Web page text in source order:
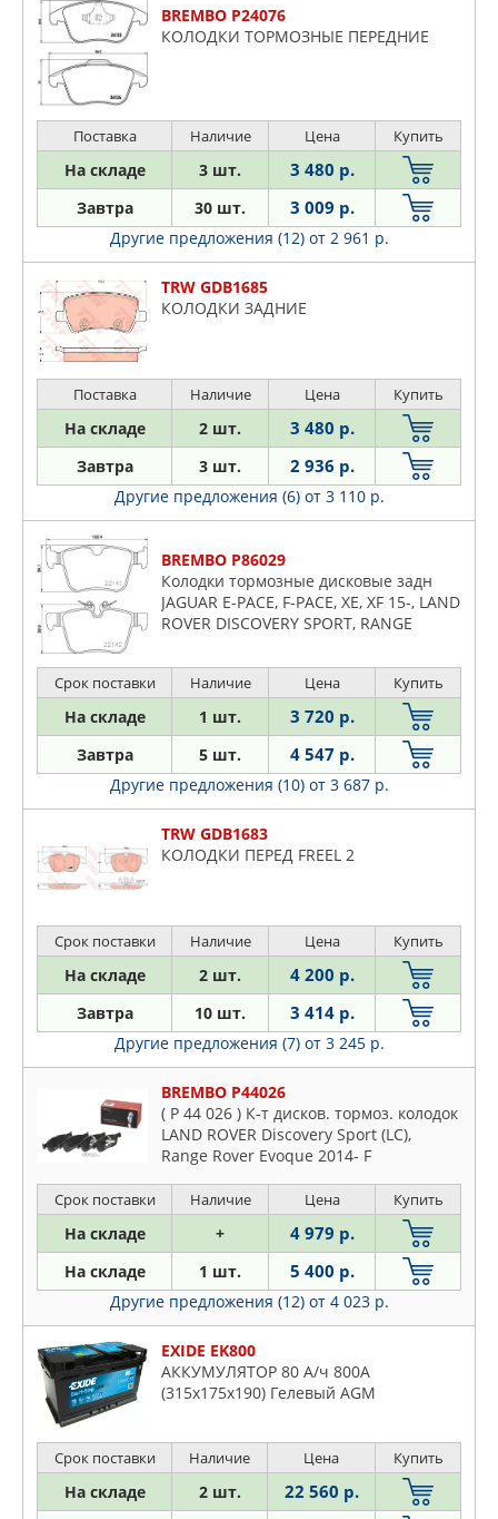
BREMBO P24076
КОЛОДКИ ТОРМОЗНЫЕ ПЕРЕДНИЕ
Поставка Наличие Цена Купить
На складе 3 шт. 3 480 р.
Завтра 30 шт. 3 009 р.
Другие предложения (12) от 2 961 р.
TRW GDB1685
КОЛОДКИ ЗАДНИЕ
Поставка Наличие Цена Купить
На складе 2 шт. 3 480 р.
Завтра 3 шт. 2 936 р.
Другие предложения (6) от 3 110 р.
BREMBO P86029
Колодки тормозные дисковые задн
JAGUAR E-PACE, F-PACE, XE, XF 15-, LAND
ROVER DISCOVERY SPORT, RANGE
V60 II, V90 II, XC60 II 14-
Срок поставки Наличие Цена Купить
На складе 1 шт. 3 720 р.
Завтра 5 шт. 4 547 р.
Другие предложения (10) от 3 687 р.
TRW GDB1683
КОЛОДКИ ПЕРЕД FREEL 2
Срок поставки Наличие Цена Купить
На складе 2 шт. 4 200 р.
Завтра 10 шт. 3 414 р.
Другие предложения (7) от 3 245 р.
BREMBO P44026
( P 44 026 ) К-т дисков. тормоз. колодок
LAND ROVER Discovery Sport (LC),
Range Rover Evoque 2014- F
Срок поставки Наличие Цена Купить
На складе + 4 979 р.
На складе 1 шт. 5 400 р.
Другие предложения (12) от 4 023 р.
EXIDE EK800
АККУМУЛЯТОР 80 А/ч 800A
(315x175x190) Гелевый AGM
Срок поставки Наличие Цена Купить
На складе 2 шт. 22 560 р.